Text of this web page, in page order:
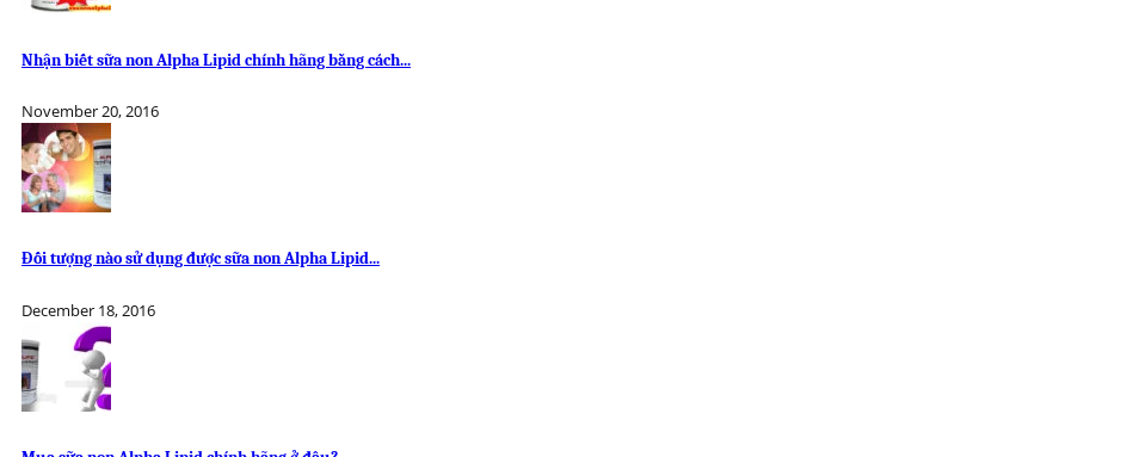
Nhận biết sữa non Alpha Lipid chính hãng bằng cách...
November 20, 2016
Đối tượng nào sử dụng được sữa non Alpha Lipid...
December 18, 2016